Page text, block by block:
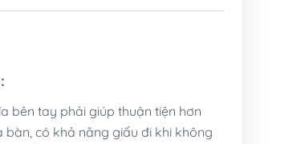
bên tay phải giúp thuận tiện hơn
bàn, có khả năng giấu đi khi không